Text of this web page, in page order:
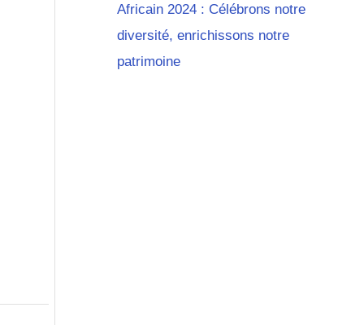
Africain 2024 : Célébrons notre
diversité, enrichissons notre
patrimoine